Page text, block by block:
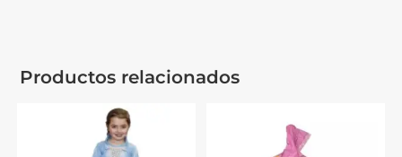
Productos relacionados